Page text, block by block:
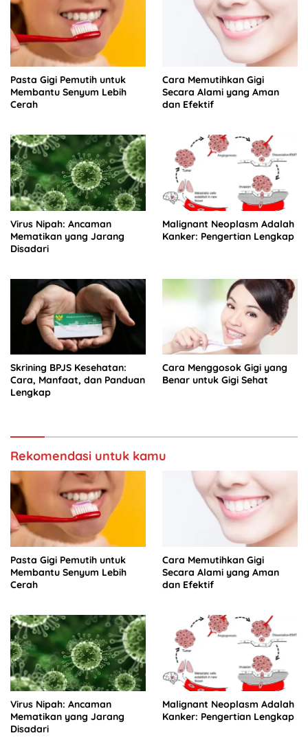
Pasta Gigi Pemutih untuk
Membantu Senyum Lebih
Cerah
Cara Memutihkan Gigi
Secara Alami yang Aman
dan Efektif
Virus Nipah: Ancaman
Mematikan yang Jarang
Disadari
Malignant Neoplasm Adalah
Kanker: Pengertian Lengkap
Skrining BPJS Kesehatan:
Cara, Manfaat, dan Panduan
Lengkap
Cara Menggosok Gigi yang
Benar untuk Gigi Sehat
Rekomendasi untuk kamu
Pasta Gigi Pemutih untuk
Membantu Senyum Lebih
Cerah
Cara Memutihkan Gigi
Secara Alami yang Aman
dan Efektif
Virus Nipah: Ancaman
Mematikan yang Jarang
Disadari
Malignant Neoplasm Adalah
Kanker: Pengertian Lengkap